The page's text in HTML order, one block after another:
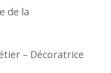
de la
– Décoratrice